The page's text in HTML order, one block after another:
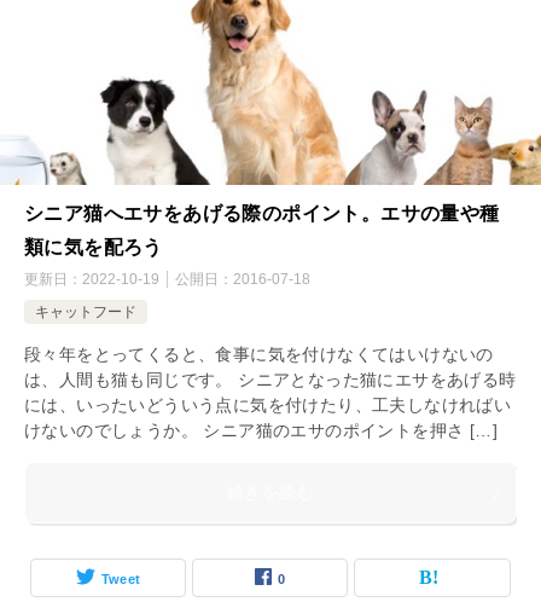
シニア猫へエサをあげる際のポイント。エサの量や種
類に気を配ろう
更新日： 2022-10-19 公開日： 2016-07-18
キャットフード
段々年をとってくると、食事に気を付けなくてはいけないの
は、人間も猫も同じです。 シニアとなった猫にエサをあげる時
には、いったいどういう点に気を付けたり、工夫しなければい
けないのでしょうか。 シニア猫のエサのポイントを押さ […]
Tweet 0